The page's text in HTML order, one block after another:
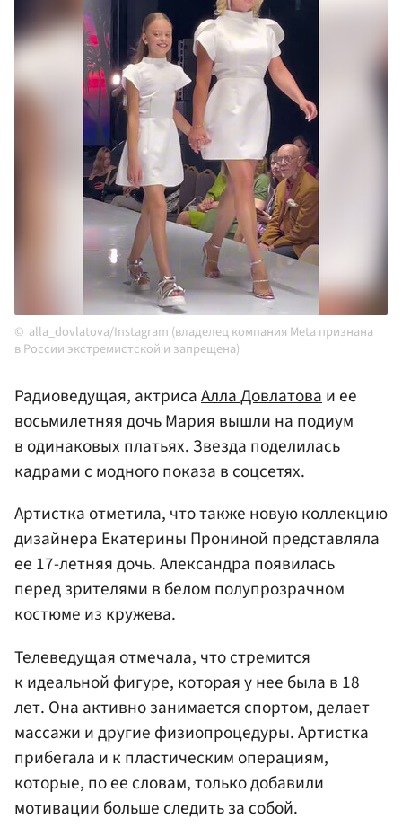
alla_dovlatova/Instagram (владелец компания Meta признана
в России экстремистской и запрещена)
Радиоведущая, актрисаАлла Довлатоваи ее
восьмилетняя дочь Мария вышли на подиум
в одинаковых платьях. Звезда поделилась
кадрами с модного показа в соцсетях.
Артистка отметила, что также новую коллекцию
дизайнера Екатерины Прониной представляла
ее 17-летняя дочь. Александра появилась
перед зрителями в белом полупрозрачном
костюме из кружева.
Телеведущая отмечала, что стремится
к идеальной фигуре, которая у нее была в 18
лет. Она активно занимается спортом, делает
массажи и другие физиопроцедуры. Артистка
прибегала и к пластическим операциям,
которые, по ее словам, только добавили
мотивации больше следить за собой.